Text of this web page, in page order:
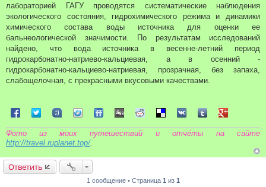
лабораторией ГАГУ проводятся систематические наблюдения
экологического состояния, гидрохимического режима и динамики
химического состава воды источника для оценки ее
бальнеологической значимости. По результатам исследований
найдено, что вода источника в весенне-летний период
гидрокарбонатно-натриево-кальциевая, а в осенний -
гидрокарбонатно-кальциево-натриевая, прозрачная, без запаха,
слабощелочная, с прекрасными вкусовыми качествами.
Поделиться в Facebook
Поделиться в Twitter
Поделиться в Tuenti
Поделиться в Sonico
Поделиться в FriendFeed
Поделиться в Digg
Поделиться в Reddit
Поделиться в Delicious
Поделиться в VK
Поделиться в
Поделиться
Фото из моих путешествий и отчёты на сайте
http://travel.ruplanet.top/.
Ответить
1 сообщение • Страница 1из 1